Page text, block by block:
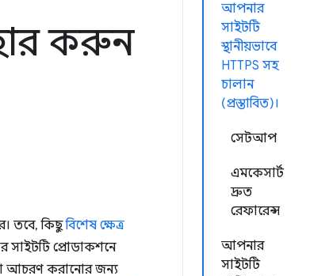
আপনার
সাইটটি
স্থানীয়ভাবে
HTTPS সহ
চালান
(প্রস্তাবিত)।
সেটআপ
এমকেসার্ট
দ্রুত
রেফারেন্স
আপনার
সাইটটি
করুন
তবে, কিছুবিশেষ ক্ষেত্র
সাইটটি প্রোডাকশনে
আচরণ করানোর জন্য